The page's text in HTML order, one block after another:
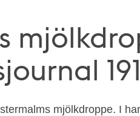
mjölkdroppe. I